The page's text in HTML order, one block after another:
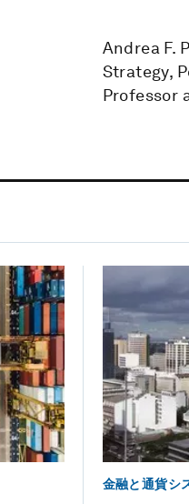
Andrea F.
Strategy,
Professor
金融と通貨シ